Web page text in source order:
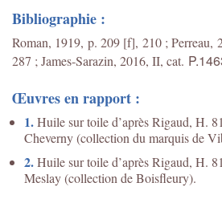
Bibliographie :
Roman, 1919, p. 209 [f], 210 ; Perreau,
287 ; James-Sarazin, 2016, II, cat.
Œuvres en rapport :
1.Huile sur toile d’après Rigaud, H.
Cheverny (collection du marquis de
2.Huile sur toile d’après Rigaud, H.
Meslay (collection de Boisfleury).